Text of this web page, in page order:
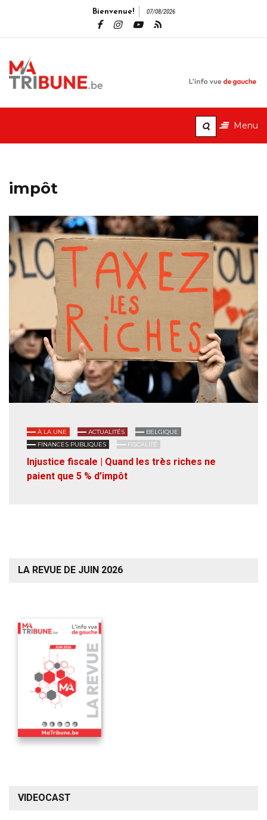
Bienvenue! 07/08/2026
Menu
impôt
À LA UNE ACTUALITÉS
BELGIQUE
FINANCES PUBLIQUES
FISCALITÉ
Injustice fiscale | Quand les très riches ne
paient que 5 % d’impôt
LA REVUE DE JUIN 2026
VIDEOCAST